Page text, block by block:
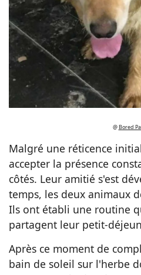
@Bored
Malgré une réticence
accepter la présence
côtés. Leur amitié s'est
temps, les deux animaux
Ils ont établi une routine
partagent leur petit-
Après ce moment de
bain de soleil sur l'herbe